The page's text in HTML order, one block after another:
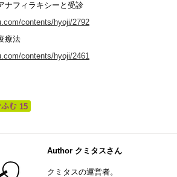
ナフィラキシーと受診
contents/hyoji/2792
療法
contents/hyoji/2461
15
Author クミタスさん
クミタスの運営者。